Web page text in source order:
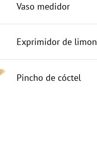
Vaso medidor
Exprimidor de limon
Pincho de cóctel